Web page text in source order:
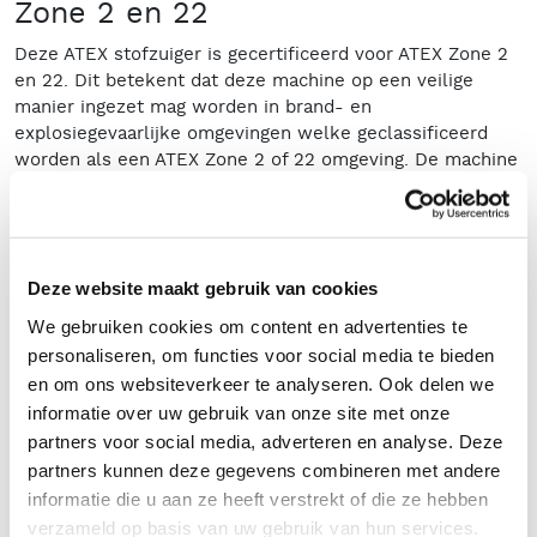
Deze website maakt gebruik van cookies
We gebruiken cookies om content en advertenties te
personaliseren, om functies voor social media te bieden
en om ons websiteverkeer te analyseren. Ook delen we
informatie over uw gebruik van onze site met onze
partners voor social media, adverteren en analyse. Deze
partners kunnen deze gegevens combineren met andere
informatie die u aan ze heeft verstrekt of die ze hebben
verzameld op basis van uw gebruik van hun services.
Zone 2 en 22
Deze ATEX stofzuiger is gecertificeerd voor ATEX Zone 2
en 22. Dit betekent dat deze machine op een veilige
manier ingezet mag worden in brand- en
explosiegevaarlijke omgevingen welke geclassificeerd
worden als een ATEX Zone 2 of 22 omgeving. De machine
is zo opgebouwd en ingericht dat deze op een veilige
manier stoffen kan opzuigen welke geclassificeerd
worden als brand- en explosiegevaarlijk.
Toepassingen ATEX stofzuiger
Deze machine wordt door ons veelal verhuurd aan
bedrijven welke werkzaam zijn in de farmaceutische
industrie, de verpakkingsindustrie, de petrochemische
industrie, de voedingsmiddelenindustrie, de offshore en
bijvoorbeeld aan straal- en coatingsbedrijven.
Deze ATEX stofzuiger huren
Wilt u deze ATEX stofzuiger huren? Heeft u vragen of wilt